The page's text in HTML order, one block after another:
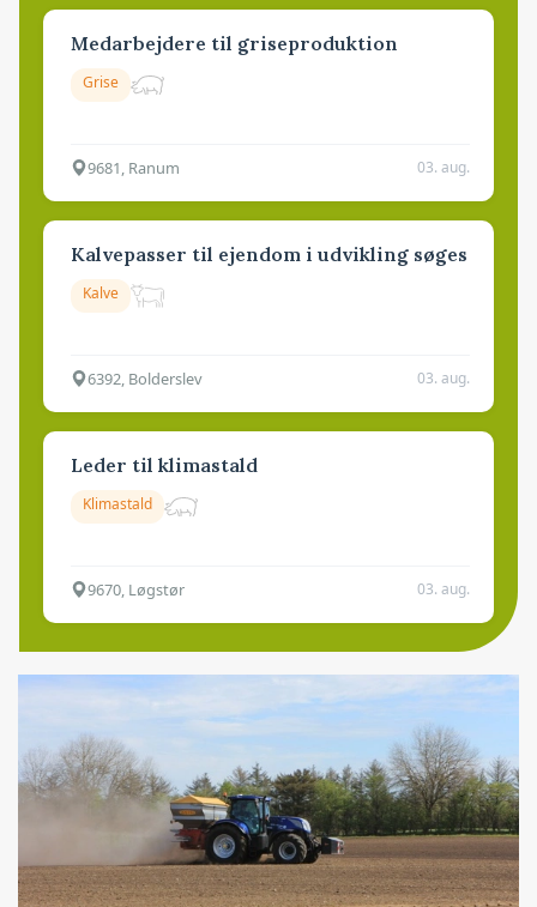
Medarbejdere til griseproduktion
Grise
9681, Ranum 03. aug.
Kalvepasser til ejendom i udvikling søges
Kalve
6392, Bolderslev 03. aug.
Leder til klimastald
Klimastald
9670, Løgstør 03. aug.